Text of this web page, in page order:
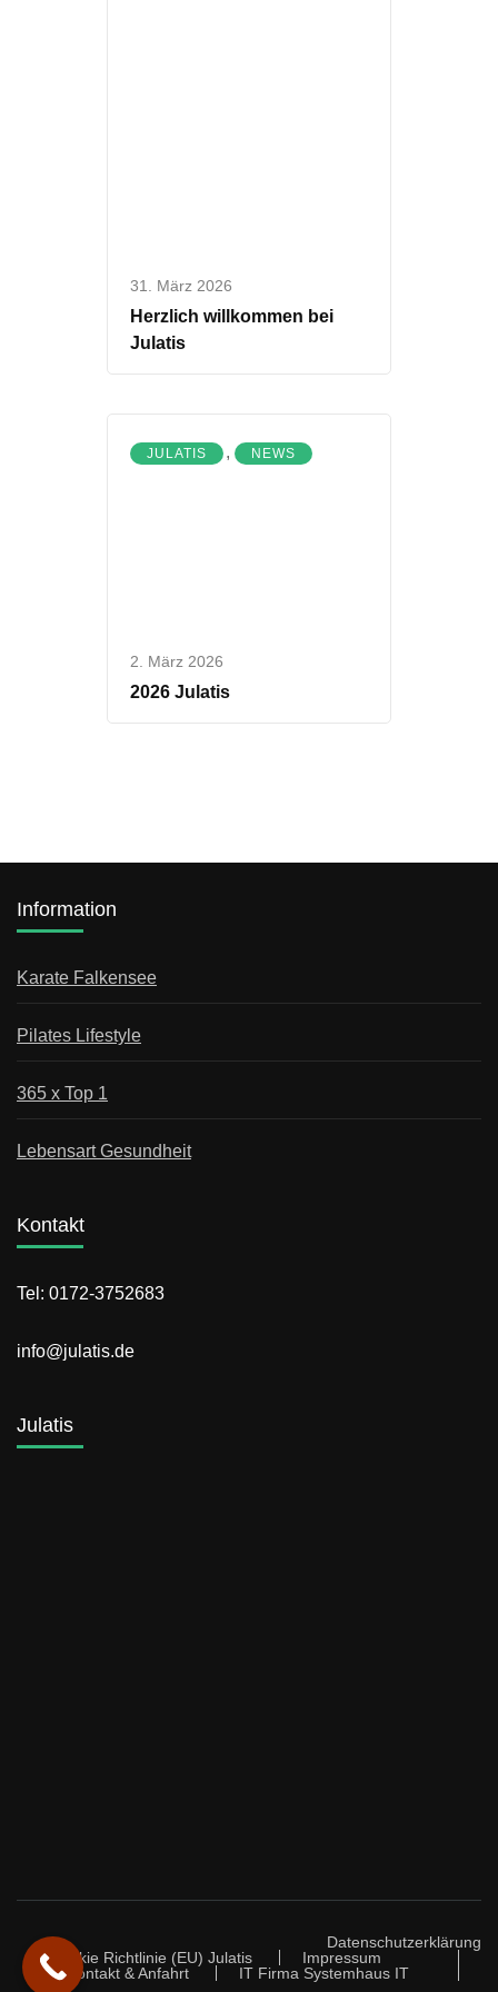
31. März 2026
Herzlich willkommen bei
Julatis
JULATIS , NEWS
2. März 2026
2026 Julatis
Information
Karate Falkensee
Pilates Lifestyle
365 x Top 1
Lebensart Gesundheit
Kontakt
Tel: 0172-3752683
info@julatis.de
Julatis
Datenschutzerklärung
Cookie Richtlinie (EU) Julatis
Impressum
Kontakt & Anfahrt
IT Firma Systemhaus IT